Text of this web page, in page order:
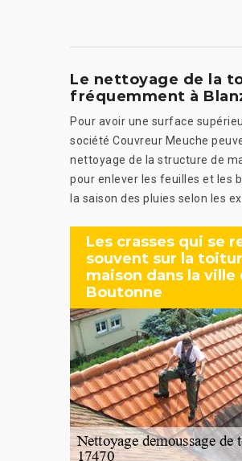
Le nettoyage de la
fréquemment à
Pour avoir une surface
société Couvreur Meuche
nettoyage de la structure de
pour enlever les feuilles et les
la saison des pluies selon les
Les crasses qui se
souvent sur la
maison dans la ville
Boutonne